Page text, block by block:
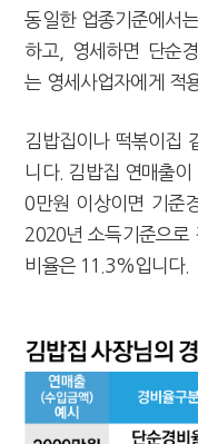
동일한 업종기준에서
하고, 영세하면 단순
는 영세사업자에게 적
김밥집이나 떡볶이집
니다. 김밥집 연매출
0만원 이상이면 기준
2020년 소득기준으로
비율은 11.3%입니다.